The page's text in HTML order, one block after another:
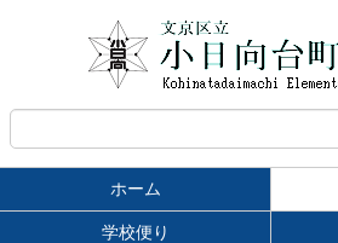
ホーム
学校便り